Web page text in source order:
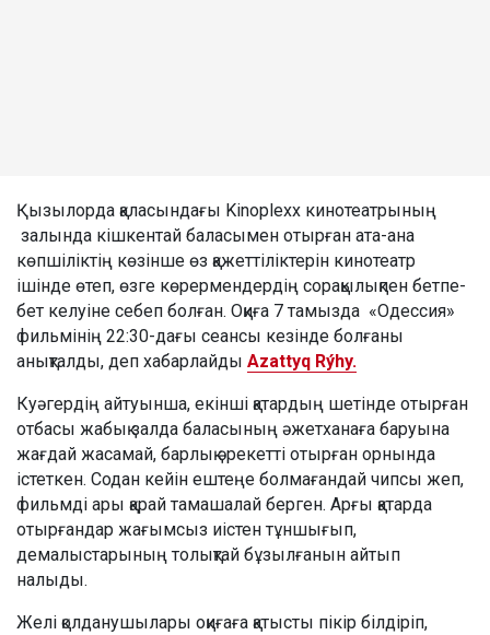
Қызылорда қаласындағы Kinoplexx кинотеатрының
залында кішкентай баласымен отырған ата-ана
көпшіліктің көзінше өз қажеттіліктерін кинотеатр
ішінде өтеп, өзге көрермендердің сорақылықпен бетпе-
бет келуіне себеп болған. Оқиға 7 тамызда «Одессия»
фильмінің 22:30-дағы сеансы кезінде болғаны
анықталды, деп хабарлайды Azattyq Rýhy.
Куәгердің айтуынша, екінші қатардың шетінде отырған
отбасы жабық залда баласының әжетханаға баруына
жағдай жасамай, барлық әрекетті отырған орнында
істеткен. Содан кейін ештеңе болмағандай чипсы жеп,
фильмді ары қарай тамашалай берген. Арғы қатарда
отырғандар жағымсыз иістен тұншығып,
демалыстарының толықтай бұзылғанын айтып
налыды.
Желі қолданушылары оқиғаға қатысты пікір білдіріп,